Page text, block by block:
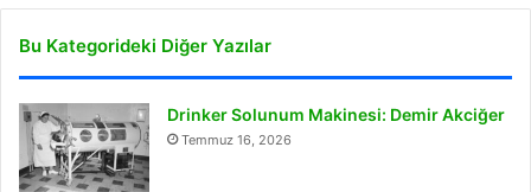
Bu Kategorideki Diğer Yazılar
Drinker Solunum Makinesi: Demir Akciğer
Temmuz 16, 2026